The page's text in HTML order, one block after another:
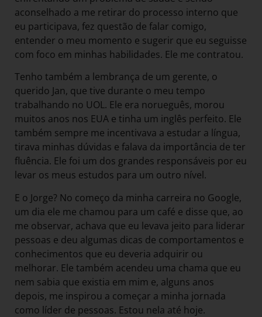
aconselhado a me retirar do processo interno que
eu participava, fez questão de falar comigo,
entender o meu momento e sugerir que eu seguisse
com foco em minhas habilidades. Ele me contratou.
Tenho também a lembrança de um gerente, o
querido Jan, que tive durante o meu tempo
trabalhando no UOL. Ele era norueguês, morou
muitos anos nos EUA e tinha um inglês perfeito. Ele
também sempre me incentivava a estudar a língua,
tirava minhas dúvidas e falava da importância de ter
fluência. Ele foi um dos grandes responsáveis por eu
levar os meus estudos para um outro nível.
E o Jorge? No começo da minha carreira no Google,
um dia ele me chamou para um café e disse que, ao
me observar, achava que eu levava jeito para liderar
pessoas e deu algumas dicas de comportamentos e
conhecimentos que eu deveria adquirir ou
melhorar. Ele também acendeu uma chama que eu
nem sabia que existia em mim e, alguns anos
depois, me inspirou a começar a minha jornada
como líder de pessoas. Estou nela até hoje.